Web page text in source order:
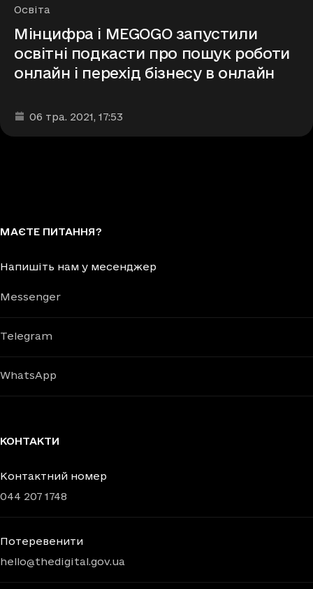
Рубрики
Освіта
Мінцифра і MEGOGO запустили
освітні подкасти про пошук роботи
онлайн і перехід бізнесу в онлайн
Дата та час публікації
06 тра. 2021, 17:53
МАЄТЕ ПИТАННЯ?
Напишіть нам у месенджер
Messenger
Telegram
WhatsApp
КОНТАКТИ
Контактний номер
044 207 1748
Потеревенити
hello@thedigital.gov.ua